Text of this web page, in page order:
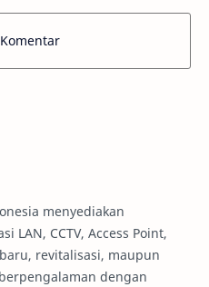
menyediakan
LAN, CCTV, Access Point,
revitalisasi, maupun
dengan